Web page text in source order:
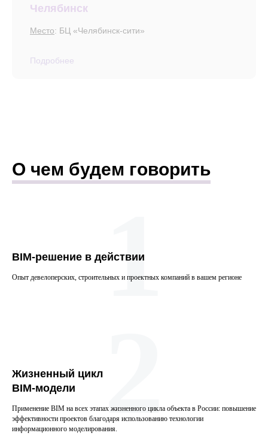
Челябинск
Место: БЦ «Челябинск-сити»
Подробнее
О чем будем говорить
BIM-решение в действии
Опыт девелоперских, строительных и проектных компаний в вашем регионе
1
Жизненный цикл
BIM-модели
Применение BIM на всех этапах жизненного цикла объекта в России: повышение
эффективности проектов благодаря использованию технологии
информационного моделирования.2